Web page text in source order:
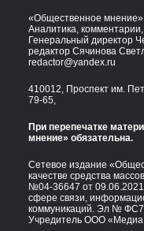
«Общественное мнение»
Аналитика,
Генеральный директор
редактор Сячинова
redactor@yandex.ru
410012, Проспект им.
79-65,
При перепечатке
мнение» обязательна.
Сетевое издание
качестве средства
№04-36647 от
сфере связи,
коммуникаций. Эл №
Учредитель ООО